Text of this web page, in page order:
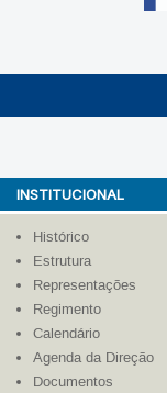
INSTITUCIONAL
Histórico
Estrutura
Representações
Regimento
Calendário
Agenda da Direção
Documentos